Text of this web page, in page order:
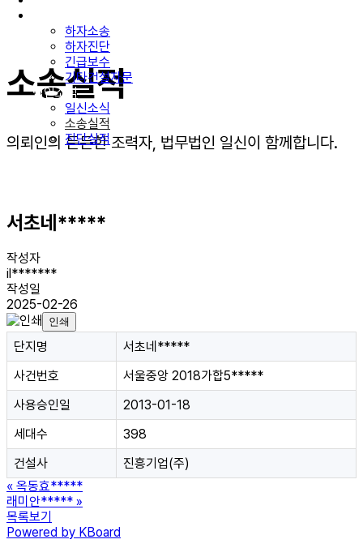
하자소송
하자진단
긴급보수
기타건설자문
법인소식
일신소식
소송실적
진단실적
소송실적
의뢰인의 든든한 조력자, 법무법인 일신이 함께합니다.
서초네*****
작성자
il*******
작성일
2025-02-26
인쇄
단지명
서초네*****
사건번호
서울중앙 2018가합5*****
사용승인일
2013-01-18
세대수
398
건설사
진흥기업(주)
« 옥동효*****
래미안***** »
목록보기
Powered by KBoard